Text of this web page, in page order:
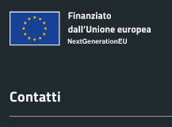
Contatti